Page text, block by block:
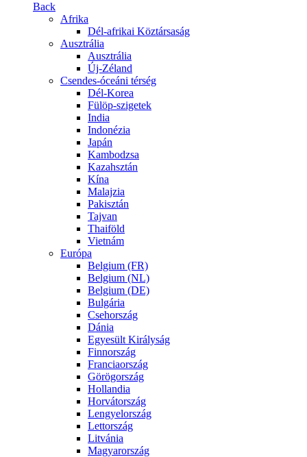
Back
Afrika
Dél-afrikai Köztársaság
Ausztrália
Ausztrália
Új-Zéland
Csendes-óceáni térség
Dél-Korea
Fülöp-szigetek
India
Indonézia
Japán
Kambodzsa
Kazahsztán
Kína
Malajzia
Pakisztán
Tajvan
Thaiföld
Vietnám
Európa
Belgium (FR)
Belgium (NL)
Belgium (DE)
Bulgária
Csehország
Dánia
Egyesült Királyság
Finnország
Franciaország
Görögország
Hollandia
Horvátország
Lengyelország
Lettország
Litvánia
Magyarország